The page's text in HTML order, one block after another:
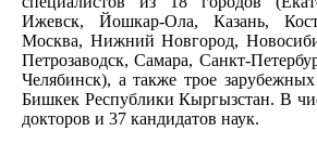
Ижевск, Йошкар-Ола, Казань,
Москва, Нижний Новгород,
Петрозаводск, Самара, Санкт-
Челябинск), а также трое
Бишкек Республики Кыргызстан. В
докторов и 37 кандидатов наук.